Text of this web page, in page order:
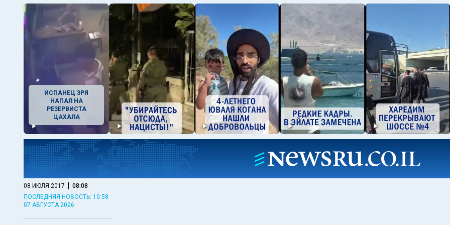
ИСПАНЕЦ ЗРЯ
НАПАЛ НА
РЕЗЕРВИСТА
ЦАХАЛА
08 ИЮЛЯ 2017 | 08:08
ПОСЛЕДНЯЯ НОВОСТЬ: 10:58
07 АВГУСТА 2026